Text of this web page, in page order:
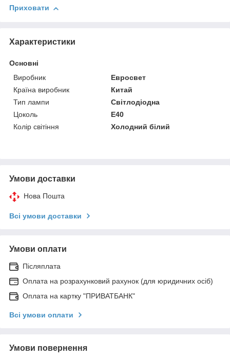
Приховати
Характеристики
Основні
Виробник
Евросвет
Країна виробник
Китай
Тип лампи
Світлодіодна
Цоколь
E40
Колір світіння
Холодний білий
Умови доставки
Нова Пошта
Всі умови доставки
Умови оплати
Післяплата
Оплата на розрахунковий рахунок (для юридичних осіб)
Оплата на картку "ПРИВАТБАНК"
Всі умови оплати
Умови повернення